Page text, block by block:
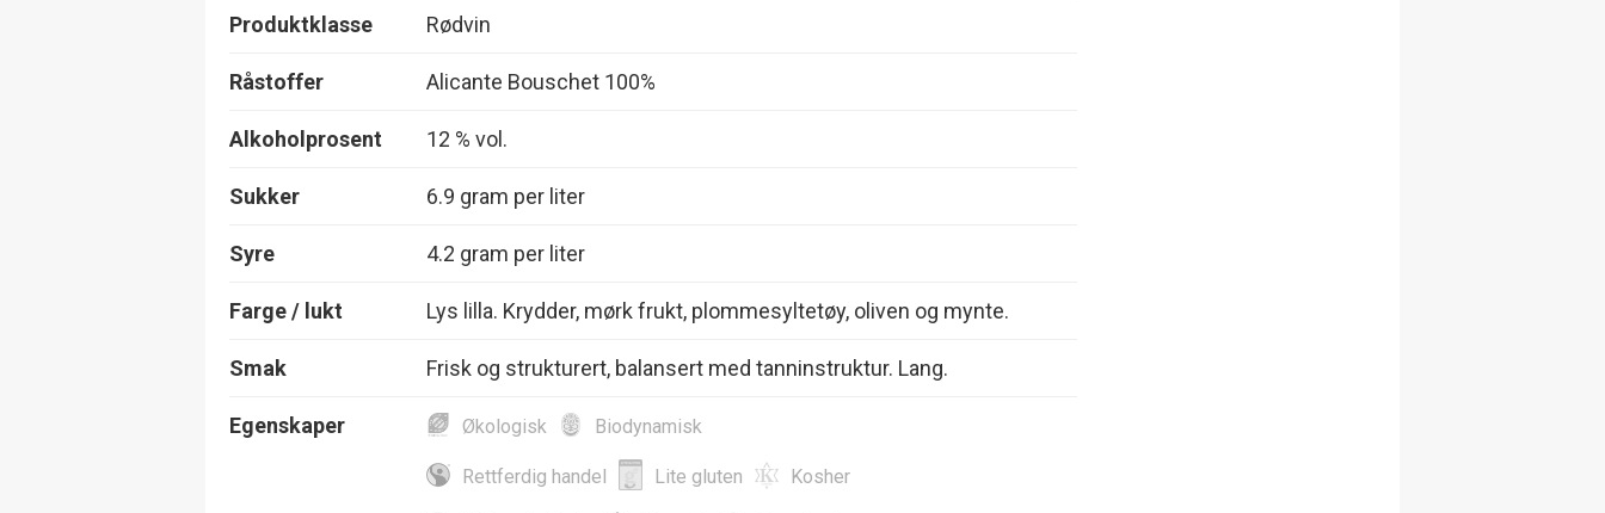
Produktklasse Rødvin
Råstoffer Alicante Bouschet 100%
Alkoholprosent 12 % vol.
Sukker 6.9 gram per liter
Syre 4.2 gram per liter
Farge / lukt Lys lilla. Krydder, mørk frukt, plommesyltetøy, oliven og mynte.
Smak Frisk og strukturert, balansert med tanninstruktur. Lang.
Egenskaper Økologisk Biodynamisk
Rettferdig handel Lite gluten Kosher